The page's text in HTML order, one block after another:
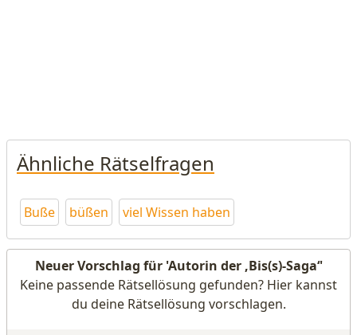
Ähnliche Rätselfragen
Buße büßen viel Wissen haben
Neuer Vorschlag für 'Autorin der ‚Bis(s)-Saga‘'
Keine passende Rätsellösung gefunden? Hier kannst
du deine Rätsellösung vorschlagen.